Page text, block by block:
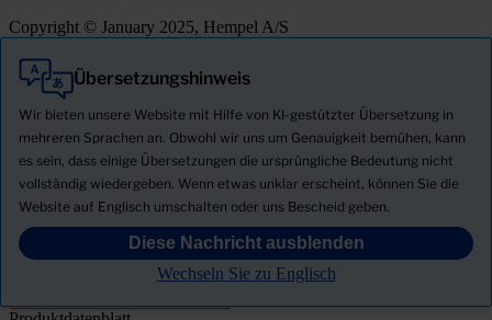
Copyright © January 2025, Hempel A/S
Übersetzungshinweis
Wir bieten unsere Website mit Hilfe von KI-gestützter Übersetzung in
mehreren Sprachen an. Obwohl wir uns um Genauigkeit bemühen, kann
es sein, dass einige Übersetzungen die ursprüngliche Bedeutung nicht
vollständig wiedergeben. Wenn etwas unklar erscheint, können Sie die
Website auf Englisch umschalten oder uns Bescheid geben.
Diese Nachricht ausblenden
Wechseln Sie zu Englisch
Alle
Produkte
Sicherheitsdatenblatt herunterladen
PRODUCT NAME
FILTER